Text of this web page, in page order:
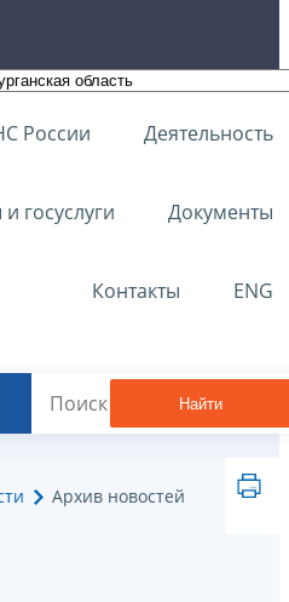
России Деятельность
госуслуги Документы
Контакты ENG
Найти
Архив новостей